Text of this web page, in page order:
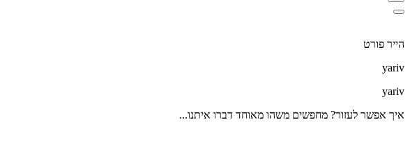
הייר פורט
yariv
yariv
איך אפשר לעזור? מחפשים משהו מאוחד דברו איתנו...